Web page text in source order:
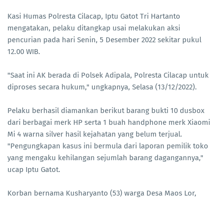
Kasi Humas Polresta Cilacap, Iptu Gatot Tri Hartanto
mengatakan, pelaku ditangkap usai melakukan aksi
pencurian pada hari Senin, 5 Desember 2022 sekitar pukul
12.00 WIB.
"Saat ini AK berada di Polsek Adipala, Polresta Cilacap untuk
diproses secara hukum," ungkapnya, Selasa (13/12/2022).
Pelaku berhasil diamankan berikut barang bukti 10 dusbox
dari berbagai merk HP serta 1 buah handphone merk Xiaomi
Mi 4 warna silver hasil kejahatan yang belum terjual.
"Pengungkapan kasus ini bermula dari laporan pemilik toko
yang mengaku kehilangan sejumlah barang dagangannya,"
ucap Iptu Gatot.
Korban bernama Kusharyanto (53) warga Desa Maos Lor,